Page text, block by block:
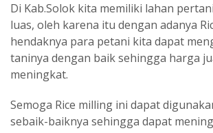
Di Kab.Solok kita memiliki lahan
luas, oleh karena itu dengan adanya
hendaknya para petani kita dapat
taninya dengan baik sehingga harga
meningkat.
Semoga Rice milling ini dapat
sebaik-baiknya sehingga dapat